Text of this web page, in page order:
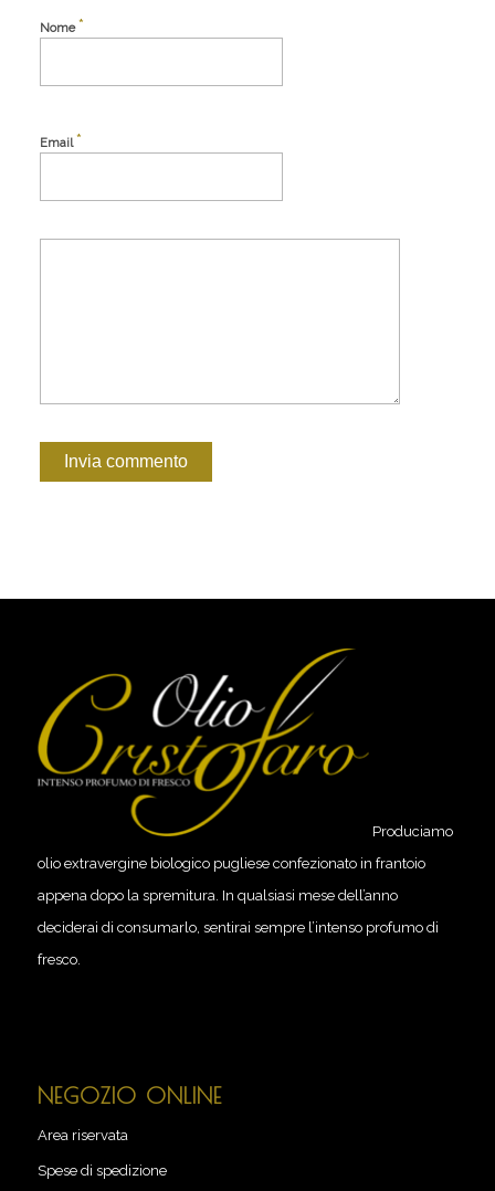
Nome*
Email*
Produciamo
olio extravergine biologico pugliese confezionato in frantoio
appena dopo la spremitura. In qualsiasi mese dell’anno
deciderai di consumarlo, sentirai sempre l’intenso profumo di
fresco.
NEGOZIO ONLINE
Area riservata
Spese di spedizione